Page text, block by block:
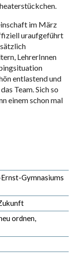
im März
uraufgeführt
LehrerInnen
entlastend und
Team. Sich so
einem schon mal
Gymnasiums
ordnen,